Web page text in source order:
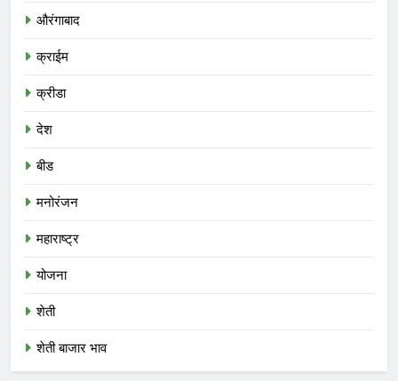
औरंगाबाद
क्राईम
क्रीडा
देश
बीड
मनोरंजन
महाराष्ट्र
योजना
शेती
शेती बाजार भाव